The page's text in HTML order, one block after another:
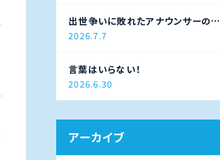
出世争いに敗れたアナウンサーの末
路
2026.7.7
言葉はいらない！
2026.6.30
アーカイブ